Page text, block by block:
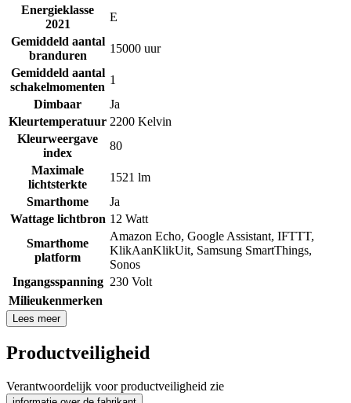
Energieklasse
2021
E
Gemiddeld aantal
branduren
15000 uur
Gemiddeld aantal
schakelmomenten
1
Dimbaar
Ja
Kleurtemperatuur 2200 Kelvin
Kleurweergave
index
80
Maximale
lichtsterkte
1521 lm
Smarthome
Ja
Wattage lichtbron 12 Watt
Smarthome
platform
Amazon Echo, Google Assistant, IFTTT,
KlikAanKlikUit, Samsung SmartThings,
Sonos
Ingangsspanning 230 Volt
Milieukenmerken
Lees meer
Productveiligheid
Verantwoordelijk voor productveiligheid zie